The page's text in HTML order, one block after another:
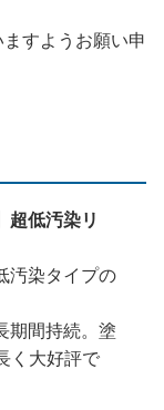
すようお願い申
超低汚染リ
汚染タイプの
期間持続。塗
く大好評で